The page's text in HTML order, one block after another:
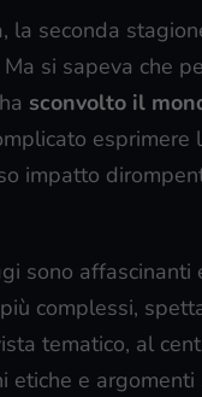
la seconda
si sapeva che
sconvolto il
esprimere
impatto
sono affascinanti
complessi,
tematico, al
etiche e argomenti